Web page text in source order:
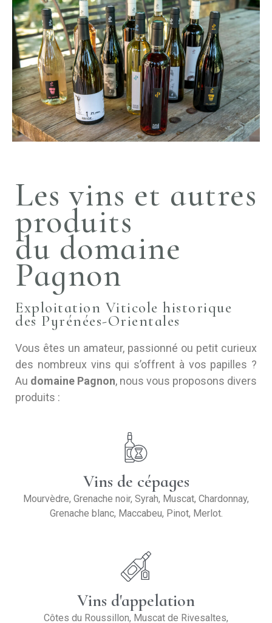
Les vins et autres
produits
du domaine
Pagnon
Exploitation Viticole historique
des Pyrénées-Orientales
Vous êtes un amateur, passionné ou petit curieux
des nombreux vins qui s’offrent à vos papilles ?
Au domaine Pagnon, nous vous proposons divers
produits :
Vins de cépages
Mourvèdre, Grenache noir, Syrah, Muscat, Chardonnay,
Grenache blanc, Maccabeu, Pinot, Merlot.
Vins d'appelation
Côtes du Roussillon, Muscat de Rivesaltes,